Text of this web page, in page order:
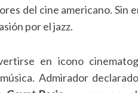
del cine americano. Sin
por el jazz.
en icono
Admirador